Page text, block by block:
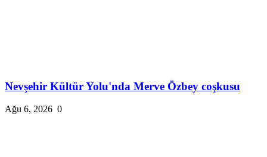
Nevşehir Kültür Yolu'nda Merve Özbey coşkusu
Ağu 6, 2026 0